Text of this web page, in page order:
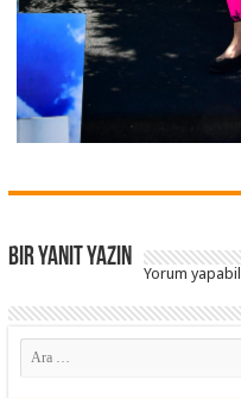
Bir yanıt yazın
Yorum